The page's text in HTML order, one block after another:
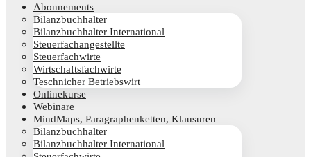
Abon­ne­ments
Bilanz­buch­hal­ter
Bilanz­buch­hal­ter International
Steu­er­fach­an­ge­stell­te
Steu­er­fach­wir­te
Wirt­schafts­fach­wir­te
Teschni­cher Betriebswirt
Online­kur­se
Web­i­na­re
Mind­Maps, Para­gra­phen­ket­ten, Klausuren
Bilanz­buch­hal­ter
Bilanz­buch­hal­ter International